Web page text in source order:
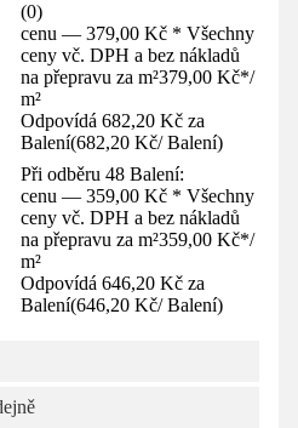
(0)
cenu — 379,00 Kč * Všechny
ceny vč. DPH a bez nákladů
na přepravu za m²379,00 Kč*/
m²
Odpovídá 682,20 Kč za
Balení(682,20 Kč/ Balení)
Při odběru 48 Balení:
cenu — 359,00 Kč * Všechny
ceny vč. DPH a bez nákladů
na přepravu za m²359,00 Kč*/
m²
Odpovídá 646,20 Kč za
Balení(646,20 Kč/ Balení)